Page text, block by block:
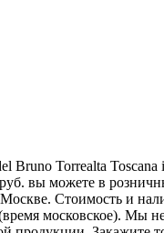
Bruno Torrealta Toscana
вы можете в
Стоимость и
московское). Мы